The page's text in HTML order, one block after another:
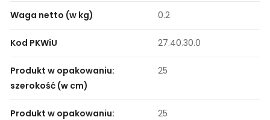
Waga netto (w kg) 0.2
Kod PKWiU 27.40.30.0
Produkt w opakowaniu:
szerokość (w cm)
25
Produkt w opakowaniu:
25